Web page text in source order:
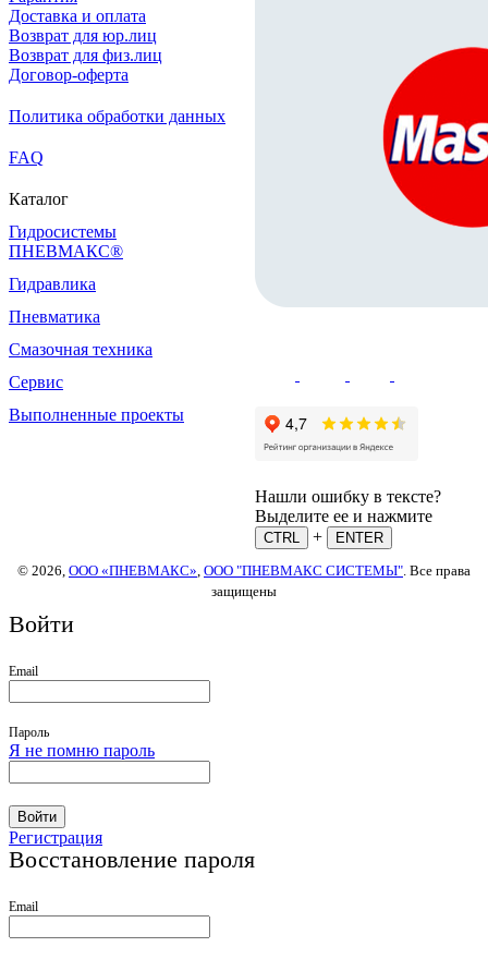
Доставка и оплата
Возврат для юр.лиц
Возврат для физ.лиц
Договор-оферта
Политика обработки данных
FAQ
Каталог
Гидросистемы
ПНЕВМАКС®
Гидравлика
Пневматика
Смазочная техника
Сервис
Выполненные проекты
Нашли ошибку в тексте?
Выделите ее и нажмите
CTRL +
ENTER
© 2026, ООО «ПНЕВМАКС» ООО "ПНЕВМАКС СИСТЕМЫ" . Все права
защищены
Войти
Email
Пароль
Я не помню пароль
Войти
Регистрация
Восстановление пароля
Email